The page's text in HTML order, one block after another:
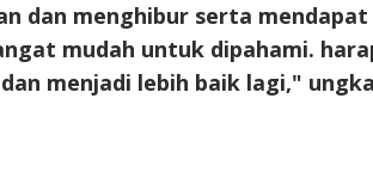
dan menghibur serta
mudah untuk dipahami.
menjadi lebih baik lagi,"